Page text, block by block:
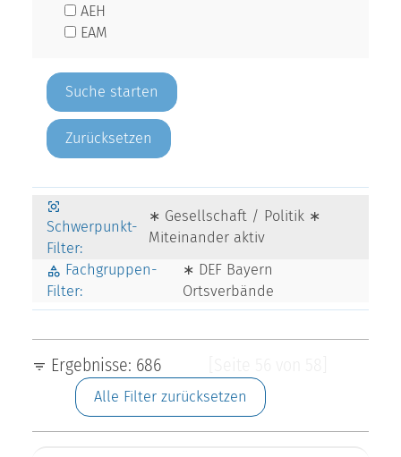
AEH
EAM
Zurücksetzen
Schwerpunkt-
Filter:
∗ Gesellschaft / Politik ∗
Miteinander aktiv
Fachgruppen-
Filter:
∗ DEF Bayern
Ortsverbände
Ergebnisse: 686
Alle Filter zurücksetzen